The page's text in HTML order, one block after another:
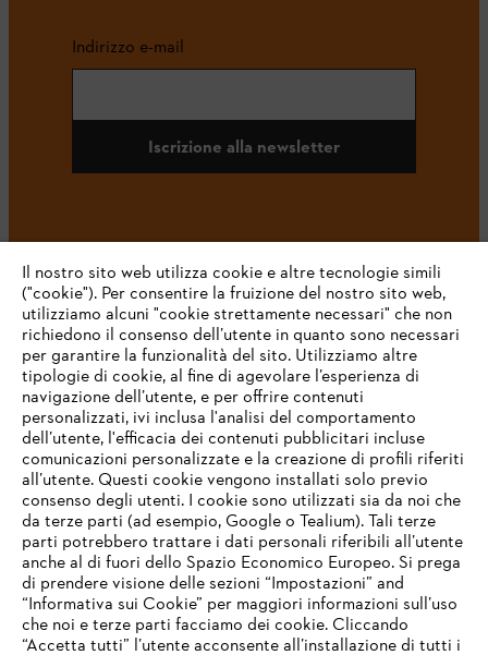
Indirizzo e-mail
Iscrizione alla newsletter
#STIHL
L’azienda
STIHL FAQ
Service
IHR BROWSER WIRD NICHT
Il nostro sito web utilizza cookie e altre tecnologie simili
("cookie"). Per consentire la fruizione del nostro sito web,
utilizziamo alcuni "cookie strettamente necessari" che non
richiedono il consenso dell’utente in quanto sono necessari
per garantire la funzionalità del sito. Utilizziamo altre
tipologie di cookie, al fine di agevolare l’esperienza di
navigazione dell’utente, e per offrire contenuti
personalizzati, ivi inclusa l'analisi del comportamento
dell’utente, l'efficacia dei contenuti pubblicitari incluse
comunicazioni personalizzate e la creazione di profili riferiti
all’utente. Questi cookie vengono installati solo previo
consenso degli utenti. I cookie sono utilizzati sia da noi che
da terze parti (ad esempio, Google o Tealium). Tali terze
parti potrebbero trattare i dati personali riferibili all’utente
anche al di fuori dello Spazio Economico Europeo. Si prega
di prendere visione delle sezioni “Impostazioni” and
“Informativa sui Cookie” per maggiori informazioni sull’uso
che noi e terze parti facciamo dei cookie. Cliccando
“Accetta tutti” l’utente acconsente all’installazione di tutti i